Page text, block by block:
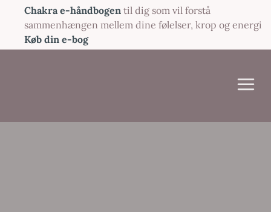
indholdet
Chakra e-håndbogen til dig som vil forstå
sammenhængen mellem dine følelser, krop og energi
Køb din e-bog